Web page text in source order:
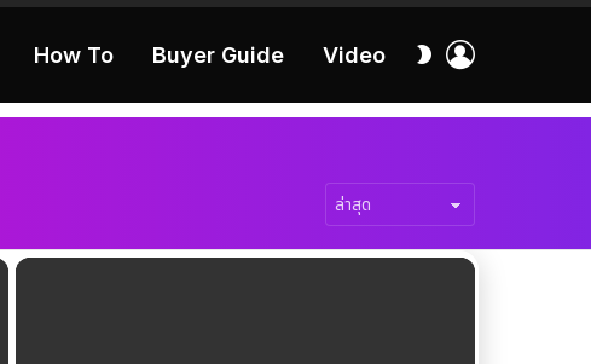
How To Buyer Guide Video
สลับ